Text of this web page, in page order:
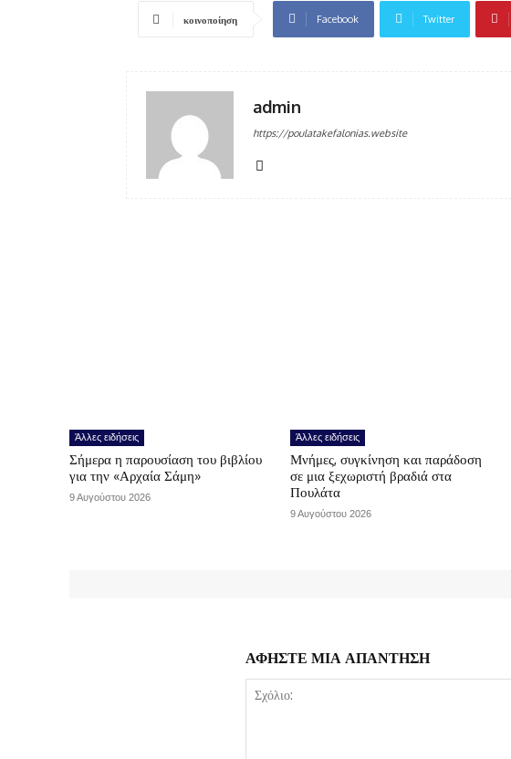
κοινοποίηση Facebook Twitter
admin
https://poulatakefalonias.website
Άλλες ειδήσεις
Σήμερα η παρουσίαση του βιβλίου
για την «Αρχαία Σάμη»
9 Αυγούστου 2026
Άλλες ειδήσεις
Μνήμες, συγκίνηση και παράδοση
σε μια ξεχωριστή βραδιά στα
Πουλάτα
9 Αυγούστου 2026
ΑΦΗΣΤΕ ΜΙΑ ΑΠΑΝΤΗΣΗ